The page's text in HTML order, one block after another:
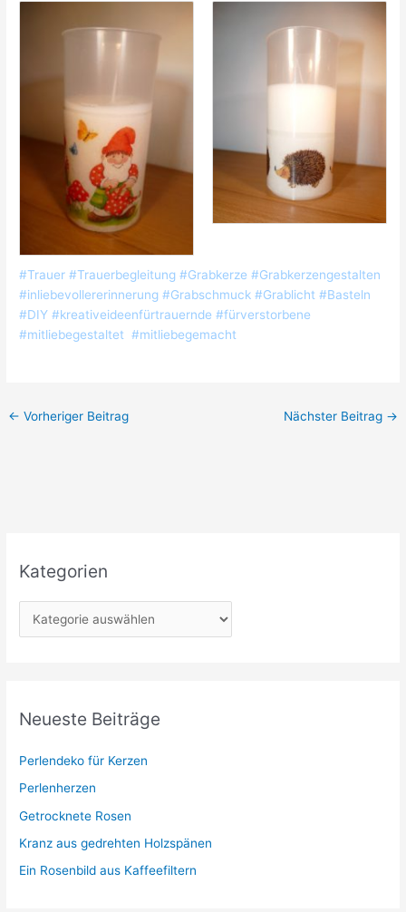
#Trauer #Trauerbegleitung #Grabkerze #Grabkerzengestalten
#inliebevollererinnerung #Grabschmuck #Grablicht #Basteln
#DIY #kreativeideenfürtrauernde #fürverstorbene
#mitliebegestaltet #mitliebegemacht
← Vorheriger Beitrag Nächster Beitrag →
Kategorien
a
g
r
i
Neueste Beiträge
Perlendeko für Kerzen
Perlenherzen
Getrocknete Rosen
Kranz aus gedrehten Holzspänen
Ein Rosenbild aus Kaffeefiltern